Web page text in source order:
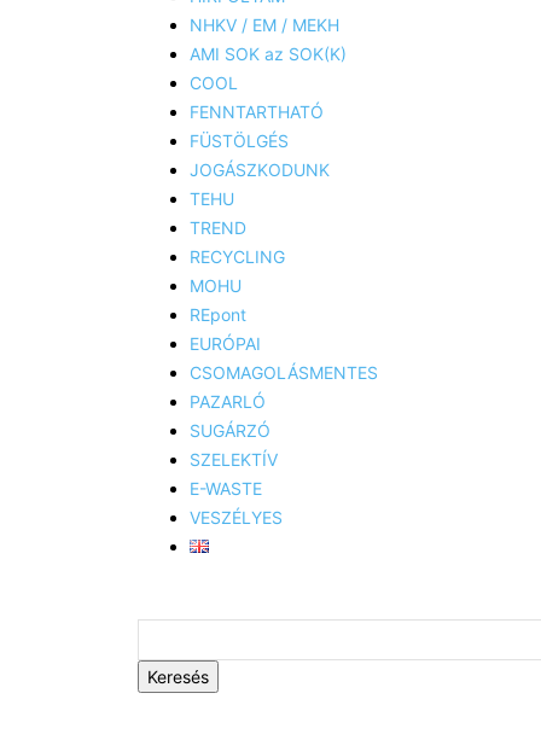
NHKV / EM / MEKH
AMI SOK az SOK(K)
COOL
FENNTARTHATÓ
FÜSTÖLGÉS
JOGÁSZKODUNK
TEHU
TREND
RECYCLING
MOHU
REpont
EURÓPAI
CSOMAGOLÁSMENTES
PAZARLÓ
SUGÁRZÓ
SZELEKTÍV
E-WASTE
VESZÉLYES
Keresés